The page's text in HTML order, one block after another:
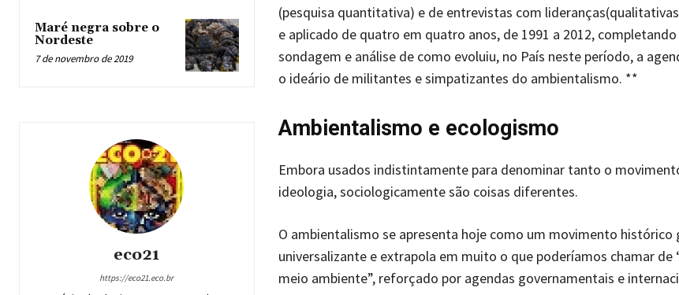
Maré negra sobre o
Nordeste
7 de novembro de 2019
eco21
https://eco21.eco.br
(pesquisa quantitativa) e de entrevistas com
e aplicado de quatro em quatro anos, de 1991 a 2012,
sondagem e análise de como evoluiu, no País neste período, a
o ideário de militantes e simpatizantes do ambientalismo. **
Ambientalismo e ecologismo
Embora usados indistintamente para denominar tanto o
ideologia, sociologicamente são coisas diferentes.
O ambientalismo se apresenta hoje como um movimento histórico
universalizante e extrapola em muito o que poderíamos chamar de
meio ambiente”, reforçado por agendas governamentais e